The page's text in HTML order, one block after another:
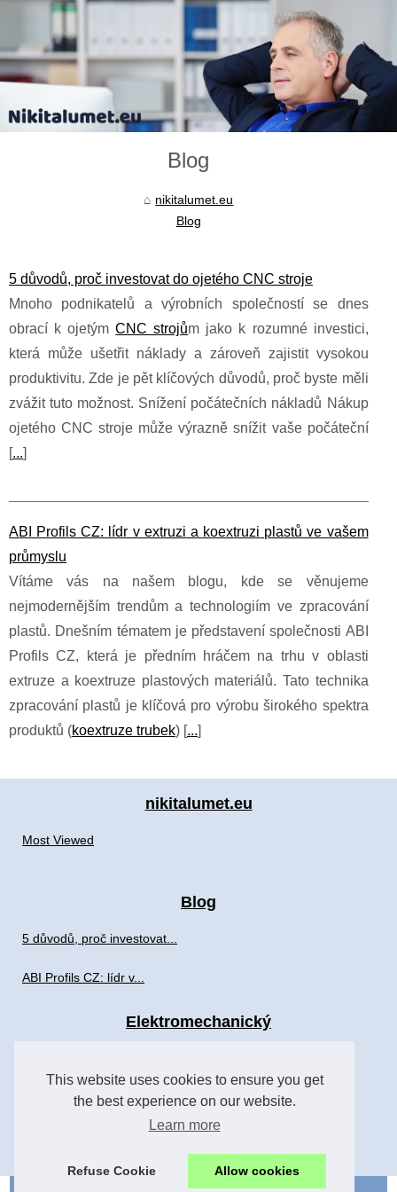
This website uses cookies to ensure you get
the best experience on our website.
Learn more
Refuse Cookie Allow cookies
Blog
nikitalumet.eu
Blog
5 důvodů, proč investovat do ojetého CNC stroje
Mnoho podnikatelů a výrobních společností se dnes
obrací k ojetýmCNC strojům jako k rozumné investici,
která může ušetřit náklady a zároveň zajistit vysokou
produktivitu. Zde je pět klíčových důvodů, proč byste měli
zvážit tuto možnost. Snížení počátečních nákladů Nákup
ojetého CNC stroje může výrazně snížit vaše počáteční
[...]
ABI Profils CZ: lídr v extruzi a koextruzi plastů ve vašem
průmyslu
Vítáme vás na našem blogu, kde se věnujeme
nejmodernějším trendům a technologiím ve zpracování
plastů. Dnešním tématem je představení společnosti ABI
Profils CZ, která je předním hráčem na trhu v oblasti
extruze a koextruze plastových materiálů. Tato technika
zpracování plastů je klíčová pro výrobu širokého spektra
produktů (koextruze trubek) [...]
nikitalumet.eu
Most Viewed
Blog
5 důvodů, proč investovat...
ABI Profils CZ: lídr v...
Elektromechanický
Společnost